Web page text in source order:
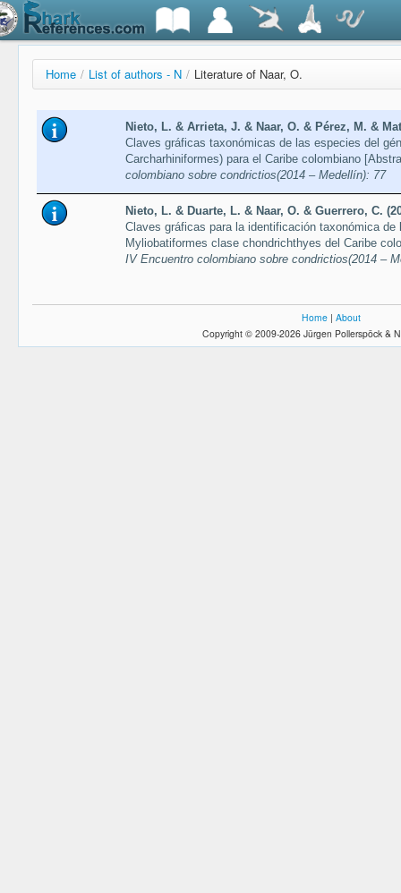
Home / List of authors - N / Literature of Naar, O.
Nieto, L. & Arrieta, J. & Naar, O. & Pérez, M. &
Claves gráficas taxonómicas de las especies del
Carcharhiniformes) para el Caribe colombiano
colombiano sobre condrictios(2014 – Medellín): 77
Nieto, L. & Duarte, L. & Naar, O. & Guerrero, C.
Claves gráficas para la identificación taxonómica
Myliobatiformes clase chondrichthyes del Caribe
IV Encuentro colombiano sobre condrictios(2014 –
Home | About
Copyright © 2009-2026 Jürgen Pollerspöck &